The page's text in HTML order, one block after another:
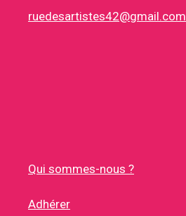
ruedesartistes42@gmail.com
Qui sommes-nous ?
Adhérer